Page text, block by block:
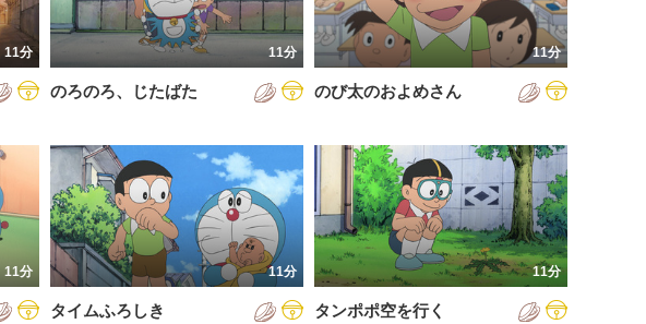
11分 11分
のろのろ、じたばた
11分
のび太のおよめさん
11分 11分
タイムふろしき
11分
タンポポ空を行く